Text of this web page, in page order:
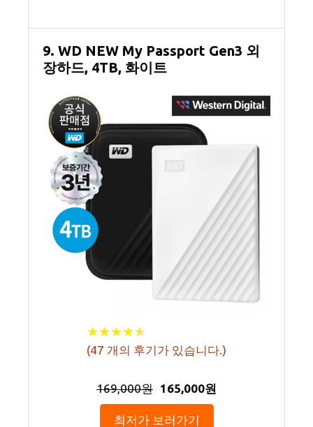
9. WD NEW My Passport Gen3 외
장하드, 4TB, 화이트
★★★★★
★★★★★
(47 개의 후기가 있습니다.)
169,000원 165,000원
최저가 보러가기